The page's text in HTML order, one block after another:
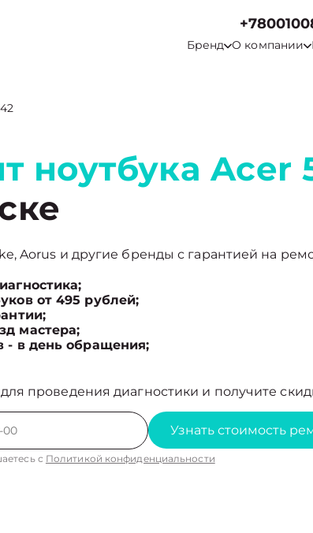
Бренд О компании
ноутбука Acer
Aorus и другие бренды с гарантией на
от 495 рублей;
мастера;
- в день обращения;
проведения диагностики и получите
Узнать стоимость
с Политикой конфиденциальности